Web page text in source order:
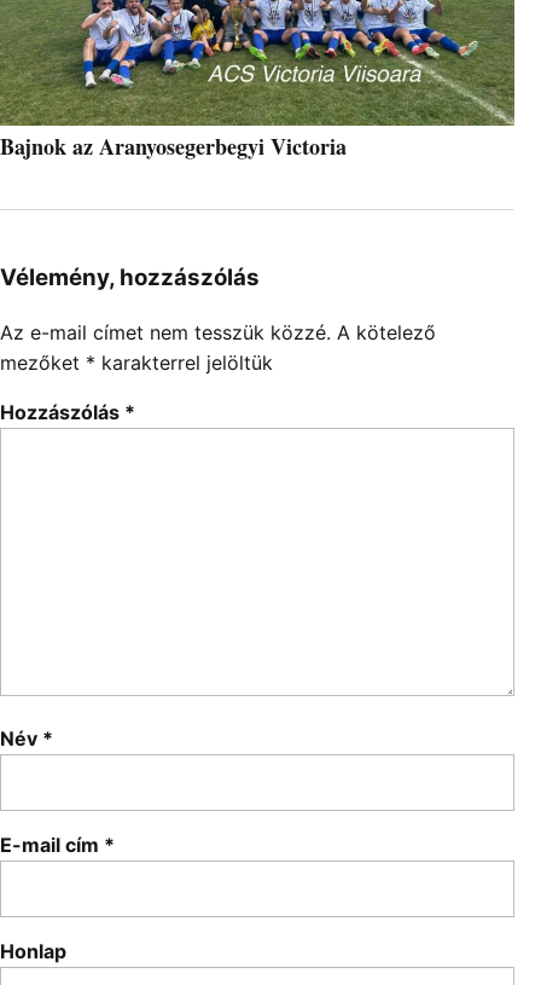
Bajnok az Aranyosegerbegyi Victoria
Vélemény, hozzászólás
Az e-mail címet nem tesszük közzé. A kötelező
mezőket * karakterrel jelöltük
Hozzászólás *
Név *
E-mail cím *
Honlap